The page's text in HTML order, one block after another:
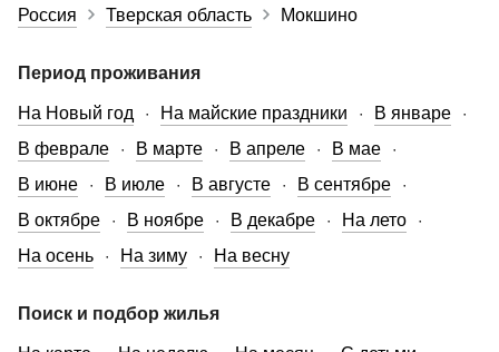
Россия Тверская область Мокшино
Период проживания
На Новый год
На майские праздники
В январе
В феврале
В марте В апреле
В мае
В июне
В июле В августе
В сентябре
В октябре
В ноябре В декабре
На лето
На осень
На зиму На весну
Поиск и подбор жилья